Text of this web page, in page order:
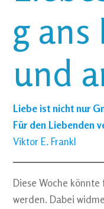
g ans
und
Liebe ist nicht nur
Für den Liebenden
Viktor E. Frankl
Diese Woche
werden. Dabei